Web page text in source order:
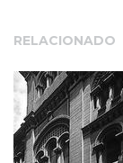
RELACIONADO